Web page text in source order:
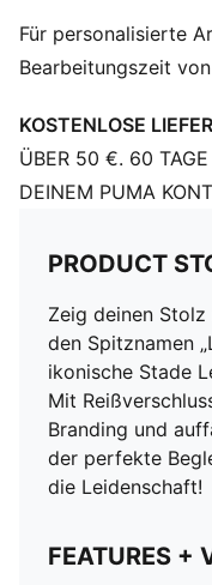
Für personalisierte
Bearbeitungszeit
KOSTENLOSE
ÜBER 50 €. 60
DEINEM PUMA
PRODUCT
Zeig deinen
den Spitznamen
ikonische Stade
Mit
Branding und
der perfekte
die Leidenschaft!
FEATURES +